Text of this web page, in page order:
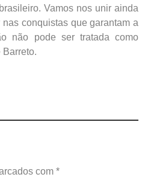
Vamos nos unir ainda
conquistas que garantam a
não pode ser tratada como
Barreto.
com *